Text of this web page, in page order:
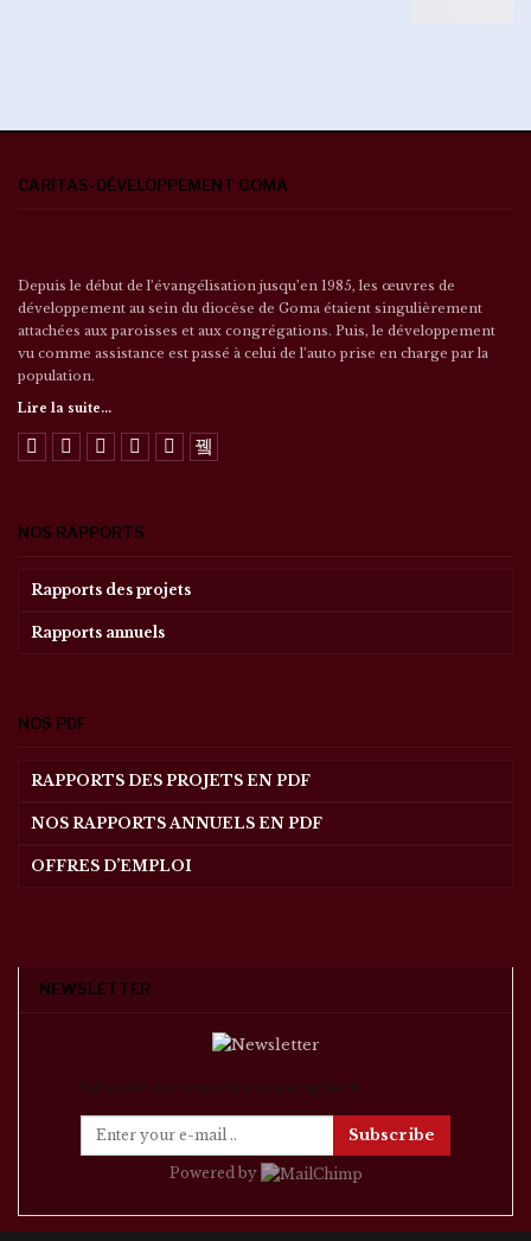
CARITAS-DÉVELOPPEMENT GOMA
Depuis le début de l’évangélisation jusqu’en 1985, les œuvres de
développement au sein du diocèse de Goma étaient singulièrement
attachées aux paroisses et aux congrégations. Puis, le développement
vu comme assistance est passé à celui de l’auto prise en charge par la
population.
Lire la suite...
NOS RAPPORTS
Rapports des projets
Rapports annuels
NOS PDF
RAPPORTS DES PROJETS EN PDF
NOS RAPPORTS ANNUELS EN PDF
OFFRES D’EMPLOI
NEWSLETTER
Subscribe our newsletter to stay updated.
Subscribe
Powered by